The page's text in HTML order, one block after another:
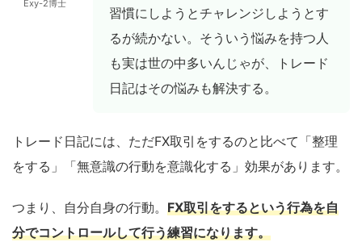
Exy-2博士
習慣にしようとチャレンジしようとす
るが続かない。そういう悩みを持つ人
も実は世の中多いんじゃが、トレード
日記はその悩みも解決する。
トレード日記には、ただFX取引をするのと比べて「整理
をする」「無意識の行動を意識化する」効果があります。
つまり、自分自身の行動。 FX取引をするという行為を自
分でコントロールして行う練習になります。